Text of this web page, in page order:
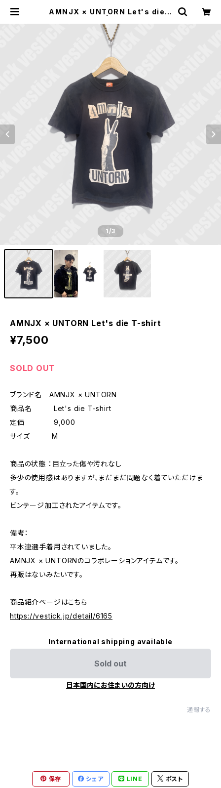
AMNJX × UNTORN Let's die T
1/3
AMNJX × UNTORN Let's die T-shirt
¥7,500
SOLD OUT
ブランド名 AMNJX × UNTORN
商品名 Let's die T-shirt
定価 9,000
サイズ M
商品の状態 ：目立った傷や汚れなし
多少の使用感はありますが、まだまだ問題なく着ていただけま
す。
ビンテージ加工されたアイテムです。
備考：
平本連選手着用されていました。
AMNJX × UNTORNのコラボレーションアイテムです。
再販はないみたいです。
商品紹介ページはこちら
https://vestick.jp/detail/6165
International shipping available
Sold out
日本国内にお住まいの方向け
通報する
保存 シェア LINE ポスト